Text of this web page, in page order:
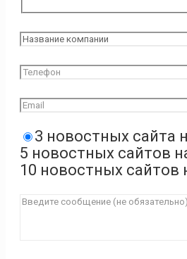
3 новостных сайта
5 новостных сайтов
10 новостных сайтов